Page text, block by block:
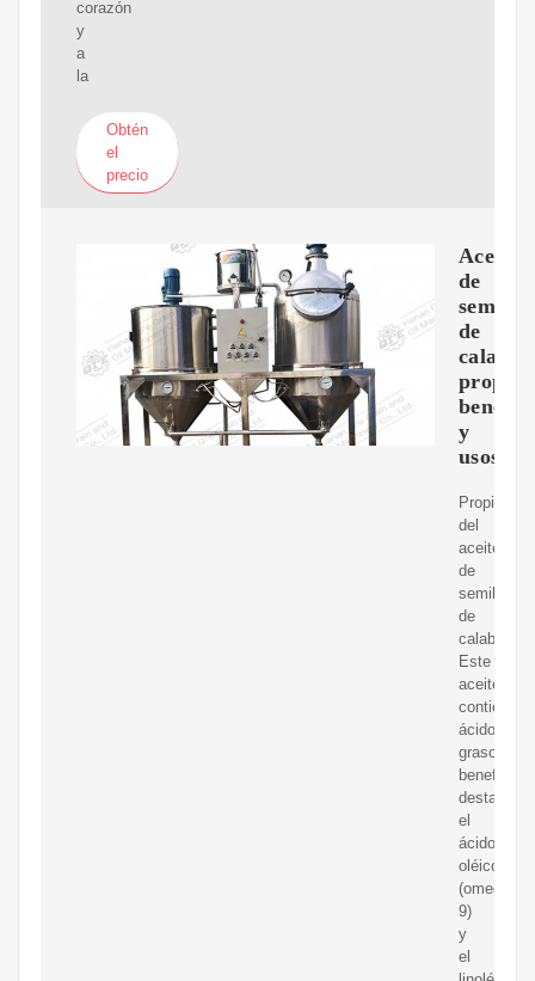
corazón
y
a
la
Obtén
el
precio
Aceite
de
semillas
de
y
usos
del
aceite
de
semillas
de
calabaza.
Este
aceite
contiene
ácidos
grasos
el
ácido
oléico
(omega
9)
y
el